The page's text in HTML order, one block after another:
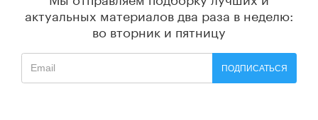
актуальных материалов два раза в неделю:
во вторник и пятницу
ПОДПИСАТЬСЯ